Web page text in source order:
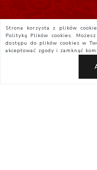
Strona korzysta z plików
Polityką Plików cookies.
dostępu do plików cookies w
akceptować zgody i zamknąć